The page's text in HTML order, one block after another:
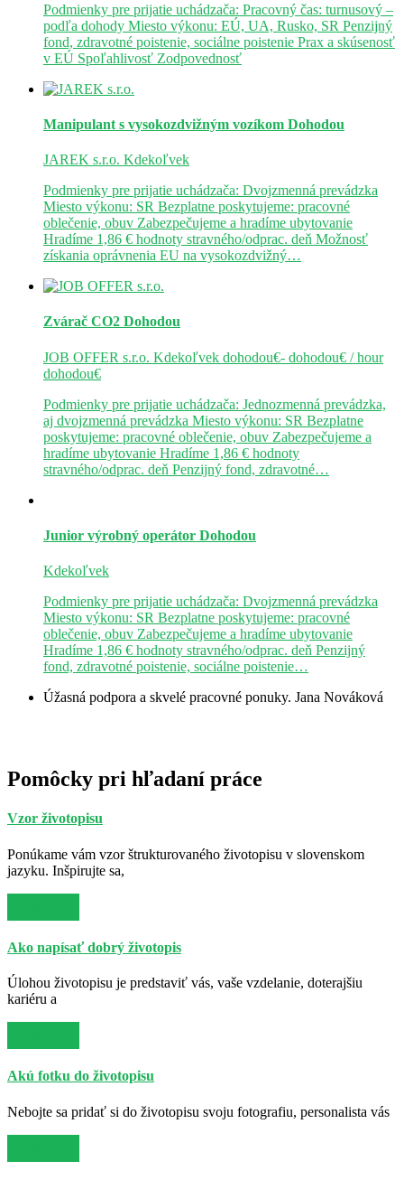
Podmienky pre prijatie uchádzača: Pracovný čas: turnusový –
podľa dohody Miesto výkonu: EÚ, UA, Rusko, SR Penzijný
fond, zdravotné poistenie, sociálne poistenie Prax a skúsenosť
v EÚ Spoľahlivosť Zodpovednosť
Manipulant s vysokozdvižným vozíkom Dohodou
JAREK s.r.o. Kdekoľvek
Podmienky pre prijatie uchádzača: Dvojzmenná prevádzka
Miesto výkonu: SR Bezplatne poskytujeme: pracovné
oblečenie, obuv Zabezpečujeme a hradíme ubytovanie
Hradíme 1,86 € hodnoty stravného/odprac. deň Možnosť
získania oprávnenia EU na vysokozdvižný…
Zvárač CO2 Dohodou
JOB OFFER s.r.o. Kdekoľvek dohodou€- dohodou€ / hour
dohodou€
Podmienky pre prijatie uchádzača: Jednozmenná prevádzka,
aj dvojzmenná prevádzka Miesto výkonu: SR Bezplatne
poskytujeme: pracovné oblečenie, obuv Zabezpečujeme a
hradíme ubytovanie Hradíme 1,86 € hodnoty
stravného/odprac. deň Penzijný fond, zdravotné…
Junior výrobný operátor Dohodou
Kdekoľvek
Podmienky pre prijatie uchádzača: Dvojzmenná prevádzka
Miesto výkonu: SR Bezplatne poskytujeme: pracovné
oblečenie, obuv Zabezpečujeme a hradíme ubytovanie
Hradíme 1,86 € hodnoty stravného/odprac. deň Penzijný
fond, zdravotné poistenie, sociálne poistenie…
Úžasná podpora a skvelé pracovné ponuky. Jana Nováková
Pomôcky pri hľadaní práce
Vzor životopisu
Ponúkame vám vzor štrukturovaného životopisu v slovenskom
jazyku. Inšpirujte sa,
Ako napísať dobrý životopis
Úlohou životopisu je predstaviť vás, vaše vzdelanie, doterajšiu
kariéru a
Akú fotku do životopisu
Nebojte sa pridať si do životopisu svoju fotografiu, personalista vás